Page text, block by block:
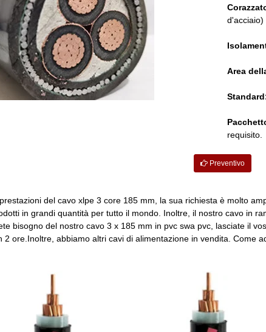
d'acciaio)
Area
requisito.
Preventivo
del cavo xlpe 3 core 185 mm, la sua richiesta è molto
in grandi quantità per tutto il mondo. Inoltre, il nostro cavo in
bisogno del nostro cavo 3 x 185 mm in pvc swa pvc, lasciate il
2 ore.Inoltre, abbiamo altri cavi di alimentazione in vendita. Come